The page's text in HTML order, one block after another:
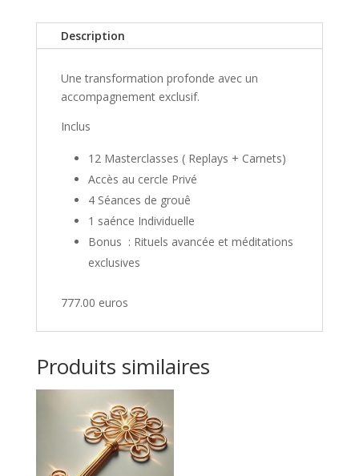
Description
Une transformation profonde avec un
accompagnement exclusif.
Inclus
12 Masterclasses ( Replays + Carnets)
Accès au cercle Privé
4 Séances de grouê
1 saénce Individuelle
Bonus : Rituels avancée et méditations
exclusives
777.00 euros
Produits similaires